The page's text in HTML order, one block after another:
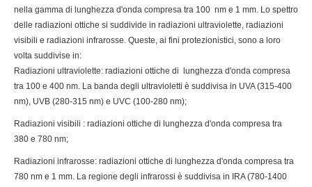
nella gamma di lunghezza d'onda compresa tra 100 nm e 1 mm. Lo spettro
delle radiazioni ottiche si suddivide in radiazioni ultraviolette, radiazioni
visibili e radiazioni infrarosse. Queste, ai fini protezionistici, sono a loro
volta suddivise in:
Radiazioni ultraviolette: radiazioni ottiche di lunghezza d'onda compresa
tra 100 e 400 nm. La banda degli ultravioletti è suddivisa in UVA (315-400
nm), UVB (280-315 nm) e UVC (100-280 nm);
Radiazioni visibili : radiazioni ottiche di lunghezza d'onda compresa tra
380 e 780 nm;
Radiazioni infrarosse: radiazioni ottiche di lunghezza d'onda compresa tra
780 nm e 1 mm. La regione degli infrarossi è suddivisa in IRA (780-1400